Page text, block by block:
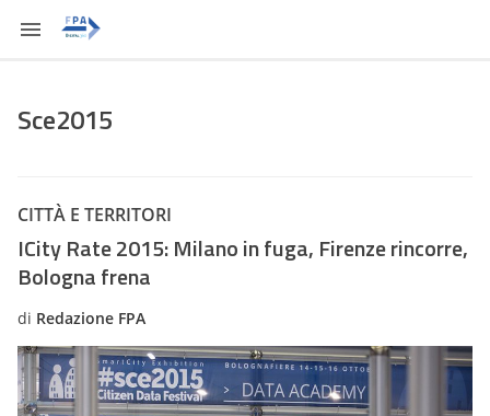
Sce2015
CITTÀ E TERRITORI
ICity Rate 2015: Milano in fuga, Firenze rincorre,
Bologna frena
di Redazione FPA